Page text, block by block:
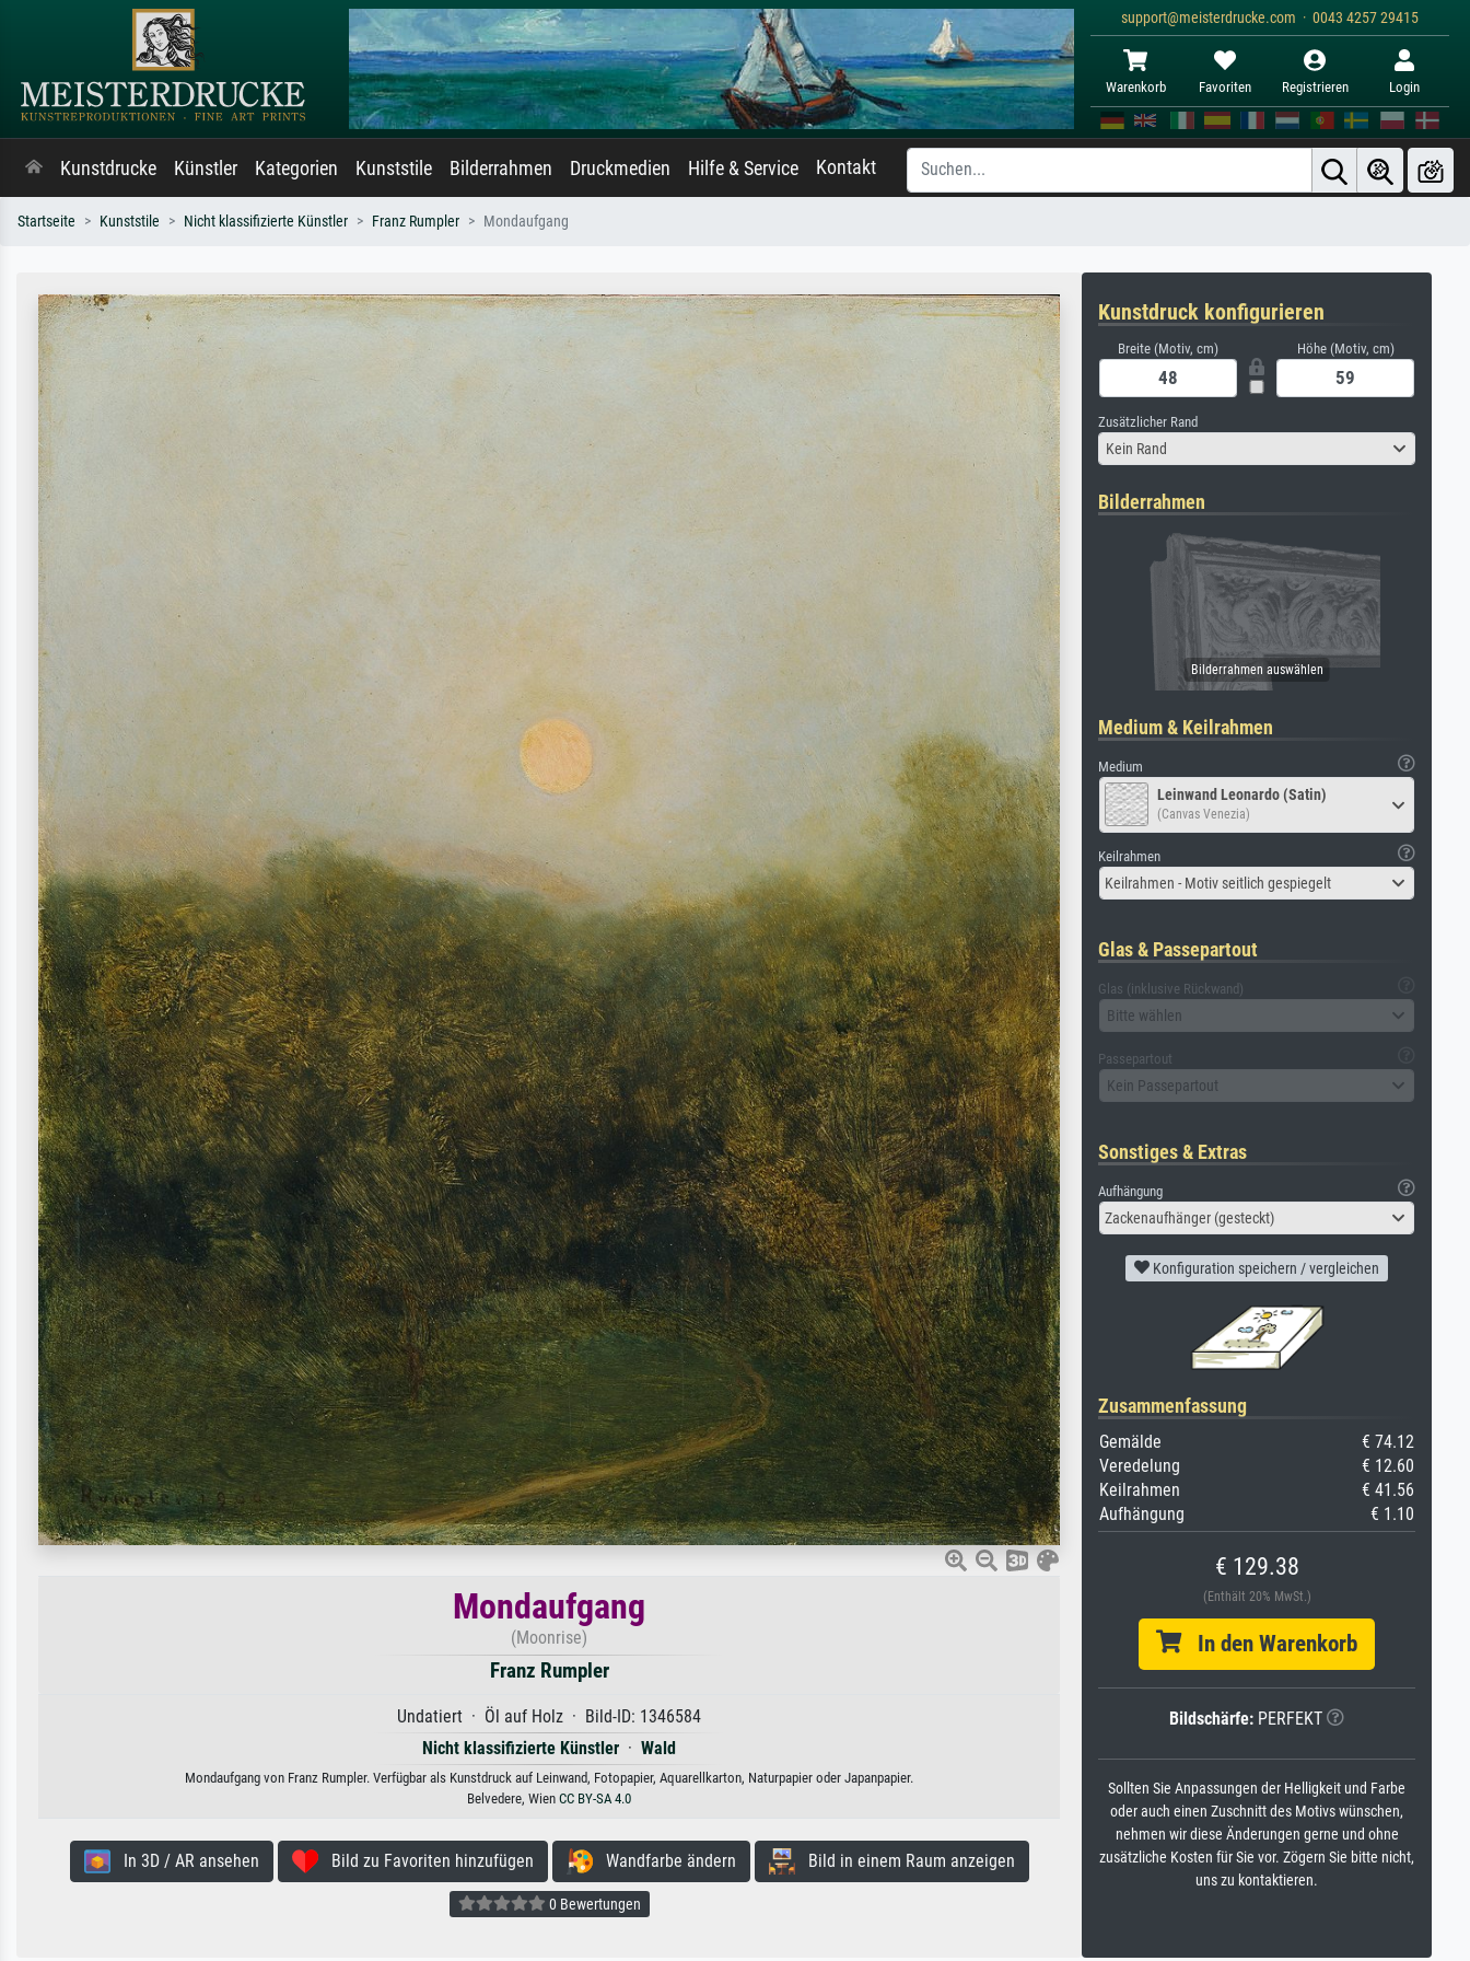
support@meisterdrucke.com · 0043 4257 29415
Warenkorb Favoriten Registrieren Login
Kunstdrucke Künstler Kategorien Kunststile Bilderrahmen Druckmedien Hilfe & Service Kontakt
Startseite Kunststile Nicht klassifizierte Künstler Franz Rumpler Mondaufgang
Mondaufgang
(Moonrise)
Franz Rumpler
Undatiert · Öl auf Holz · Bild-ID: 1346584
Nicht klassifizierte Künstler · Wald
Mondaufgang von Franz Rumpler. Verfügbar als Kunstdruck auf Leinwand, Fotopapier, Aquarellkarton, Naturpapier oder Japanpapier.
Belvedere, Wien CC BY-SA 4.0
In 3D / AR ansehen Bild zu Favoriten hinzufügen Wandfarbe ändern Bild in einem Raum anzeigen
0 Bewertungen
Kunstdruck konfigurieren
Breite (Motiv, cm) Höhe (Motiv, cm)
Zusätzlicher Rand
Kein Rand
Bilderrahmen
Medium & Keilrahmen
Medium
Leinwand Leonardo (Satin)
(Canvas Venezia)
Keilrahmen
Keilrahmen - Motiv seitlich gespiegelt
Glas & Passepartout
Glas (inklusive Rückwand)
Bitte wählen
Passepartout
Kein Passepartout
Sonstiges & Extras
Aufhängung
Zackenaufhänger (gesteckt)
Konfiguration speichern / vergleichen
Zusammenfassung
Gemälde
€ 74.12
Veredelung
€ 12.60
Keilrahmen
€ 41.56
Aufhängung
€ 1.10
€ 129.38
(Enthält 20% MwSt.)
In den Warenkorb
Bildschärfe: PERFEKT
Sollten Sie Anpassungen der Helligkeit und Farbe
oder auch einen Zuschnitt des Motivs wünschen,
nehmen wir diese Änderungen gerne und ohne
zusätzliche Kosten für Sie vor. Zögern Sie bitte nicht,
uns zu kontaktieren.